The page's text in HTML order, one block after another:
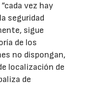
vez hay
seguridad
sigue
de los
no dispongan,
localización de
de